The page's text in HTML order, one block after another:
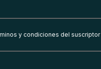
y condiciones del suscriptor